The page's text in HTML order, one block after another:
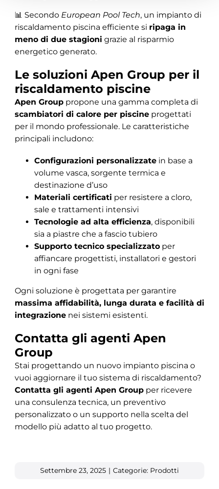
📊 Secondo European Pool Tech, un impianto di
riscaldamento piscina efficiente si ripaga in
meno di due stagioni grazie al risparmio
energetico generato.
Le soluzioni Apen Group per il
riscaldamento piscine
Apen Grouppropone una gamma completa di
scambiatori di calore per piscineprogettati
per il mondo professionale. Le caratteristiche
principali includono:
Configurazioni personalizzatein base a
volume vasca, sorgente termica e
destinazione d’uso
Materiali certificati per resistere a cloro,
sale e trattamenti intensivi
Tecnologie ad alta efficienza, disponibili
sia a piastre che a fascio tubiero
Supporto tecnico specializzatoper
affiancare progettisti, installatori e gestori
in ogni fase
Ogni soluzione è progettata per garantire
massima affidabilità, lunga durata e facilità di
integrazionenei sistemi esistenti.
Contatta gli agenti Apen
Group
Stai progettando un nuovo impianto piscina o
vuoi aggiornare il tuo sistema di riscaldamento?
Contatta gli agenti Apen Groupper ricevere
una consulenza tecnica, un preventivo
personalizzato o un supporto nella scelta del
modello più adatto al tuo progetto.
Settembre 23, 2025 | Categorie: Prodotti